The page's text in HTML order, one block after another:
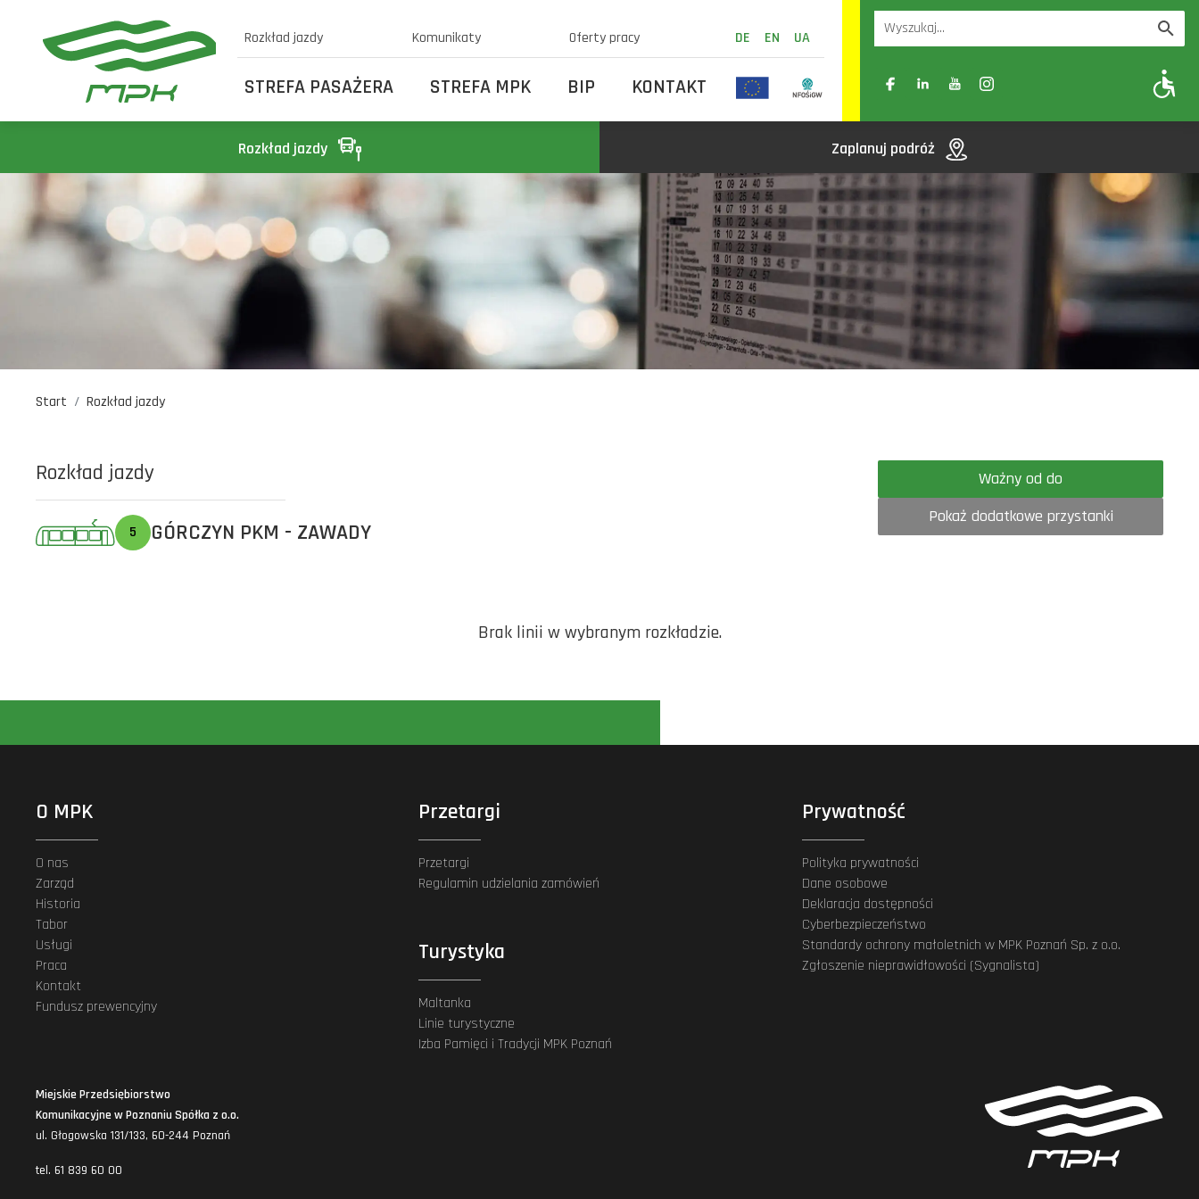
Rozkład jazdy Komunikaty Oferty pracy DE EN UA
STREFA PASAŻERA STREFA MPK BIP KONTAKT A- A A+
Rozkład jazdy Zaplanuj podróż
Start Rozkład jazdy
Rozkład jazdy
5 GÓRCZYN PKM - ZAWADY
Ważny od do
Pokaż dodatkowe przystanki
Brak linii w wybranym rozkładzie.
O MPK
O nas
Zarząd
Historia
Tabor
Usługi
Praca
Kontakt
Fundusz prewencyjny
Przetargi
Przetargi
Regulamin udzielania zamówień
Turystyka
Maltanka
Linie turystyczne
Izba Pamięci i Tradycji MPK Poznań
Prywatność
Polityka prywatności
Dane osobowe
Deklaracja dostępności
Cyberbezpieczeństwo
Standardy ochrony małoletnich w MPK Poznań Sp. z o.o.
Zgłoszenie nieprawidłowości (Sygnalista)
Miejskie Przedsiębiorstwo
Komunikacyjne w Poznaniu Spółka z o.o.
ul. Głogowska 131/133, 60-244 Poznań
tel. 61 839 60 00